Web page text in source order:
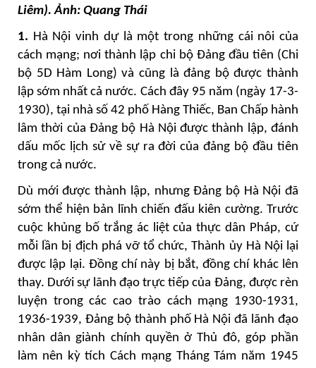
Liêm). Ảnh: Quang Thái
1. Hà Nội vinh dự là một trong những cái nôi của
cách mạng; nơi thành lập chi bộ Đảng đầu tiên (Chi
bộ 5D Hàm Long) và cũng là đảng bộ được thành
lập sớm nhất cả nước. Cách đây 95 năm (ngày 17-3-
1930), tại nhà số 42 phố Hàng Thiếc, Ban Chấp hành
lâm thời của Đảng bộ Hà Nội được thành lập, đánh
dấu mốc lịch sử về sự ra đời của đảng bộ đầu tiên
trong cả nước.
Dù mới được thành lập, nhưng Đảng bộ Hà Nội đã
sớm thể hiện bản lĩnh chiến đấu kiên cường. Trước
cuộc khủng bố trắng ác liệt của thực dân Pháp, cứ
mỗi lần bị địch phá vỡ tổ chức, Thành ủy Hà Nội lại
được lập lại. Đồng chí này bị bắt, đồng chí khác lên
thay. Dưới sự lãnh đạo trực tiếp của Đảng, được rèn
luyện trong các cao trào cách mạng 1930-1931,
1936-1939, Đảng bộ thành phố Hà Nội đã lãnh đạo
nhân dân giành chính quyền ở Thủ đô, góp phần
làm nên kỳ tích Cách mạng Tháng Tám năm 1945